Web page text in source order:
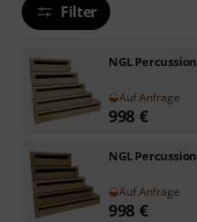
Filter
NGL Percussion
Auf Anfrage
998 €
NGL Percussion
Auf Anfrage
998 €